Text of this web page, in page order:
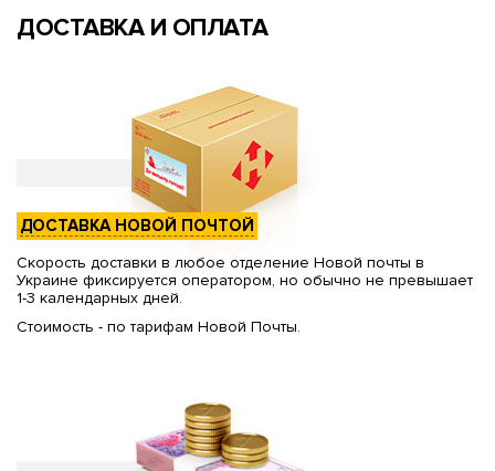
ДОСТАВКА И ОПЛАТА
ДОСТАВКА НОВОЙ ПОЧТОЙ
Скорость доставки в любое отделение Новой почты в
Украине фиксируется оператором, но обычно не превышает
1-3 календарных дней.
Стоимость - по тарифам Новой Почты.